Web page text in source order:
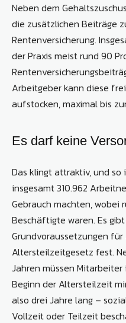
Neben dem
die zusätzlichen Beiträge
Rentenversicherung.
der Praxis meist rund 90
Arbeitgeber kann diese
aufstocken, maximal bis
Es darf keine
Das klingt attraktiv, und so
insgesamt 310.962
Gebrauch machten, wobei
Beschäftigte waren. Es
Grundvoraussetzungen
Altersteilzeitgesetz fest.
Jahren müssen
Beginn der Altersteilzeit
also drei Jahre lang –
Vollzeit oder Teilzeit